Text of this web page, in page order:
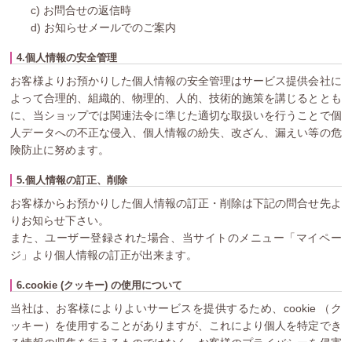
c) お問合せの返信時
d) お知らせメールでのご案内
4.個人情報の安全管理
お客様よりお預かりした個人情報の安全管理はサービス提供会社に
よって合理的、組織的、物理的、人的、技術的施策を講じるととも
に、当ショップでは関連法令に準じた適切な取扱いを行うことで個
人データへの不正な侵入、個人情報の紛失、改ざん、漏えい等の危
険防止に努めます。
5.個人情報の訂正、削除
お客様からお預かりした個人情報の訂正・削除は下記の問合せ先よ
りお知らせ下さい。
また、ユーザー登録された場合、当サイトのメニュー「マイペー
ジ」より個人情報の訂正が出来ます。
6.cookie (クッキー) の使用について
当社は、お客様によりよいサービスを提供するため、cookie （ク
ッキー）を使用することがありますが、これにより個人を特定でき